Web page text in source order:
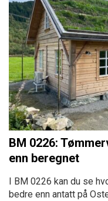
BM 0226:
enn beregnet
I BM 0226 kan du se
bedre enn antatt på